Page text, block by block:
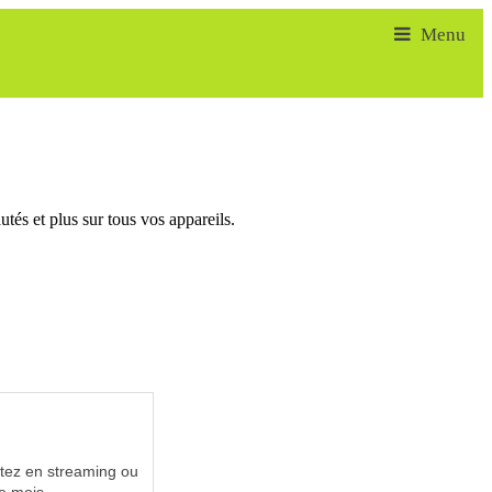
et plus sur tous vos appareils.
en streaming ou